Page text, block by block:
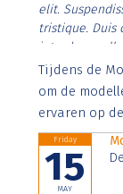
elit.
tristique. Duis
interdum
Aenean
imperdiet.
Tijdens de
om de
ervaren op
Friday
15
MAY